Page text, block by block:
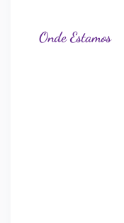
Onde Estamos